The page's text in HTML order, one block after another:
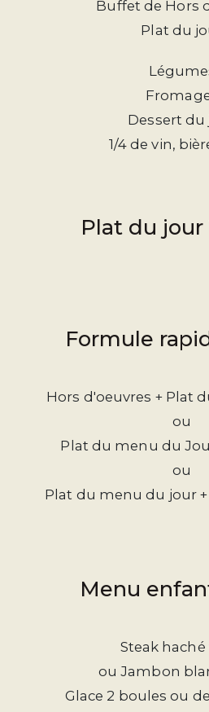
Buffet de Hors
Plat du
Dessert du
1/4 de vin,
Plat du jour
Formule
Hors d'oeuvres + Plat
ou
Plat du menu du
ou
Plat du menu du jour
Menu
Steak
ou Jambon
Glace 2 boules ou